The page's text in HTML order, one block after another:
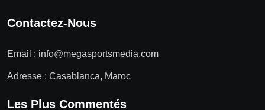
Contactez-Nous
Email : info@megasportsmedia.com
Adresse : Casablanca, Maroc
Les Plus Commentés